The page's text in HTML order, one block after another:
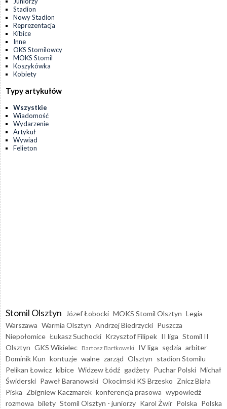
Stadion
Nowy Stadion
Reprezentacja
Kibice
Inne
OKS Stomilowcy
MOKS Stomil
Koszykówka
Kobiety
Typy artykułów
Wszystkie
Wiadomość
Wydarzenie
Artykuł
Wywiad
Felieton
Stomil Olsztyn Józef Łobocki MOKS Stomil Olsztyn Legia
Warszawa Warmia Olsztyn Andrzej Biedrzycki Puszcza
Niepołomice Łukasz Suchocki Krzysztof Filipek II liga Stomil II
Olsztyn GKS Wikielec Bartosz Bartkowski IV liga sędzia arbiter
Dominik Kun kontuzje walne zarząd Olsztyn stadion Stomilu
Pelikan Łowicz kibice Widzew Łódź gadżety Puchar Polski Michał
Świderski Paweł Baranowski Okocimski KS Brzesko Znicz Biała
Piska Zbigniew Kaczmarek konferencja prasowa wypowiedź
rozmowa bilety Stomil Olsztyn - juniorzy Karol Żwir Polska Polska